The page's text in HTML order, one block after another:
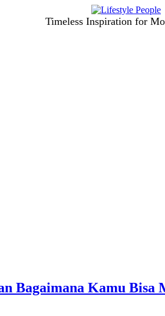
Timeless Inspiration for
Bagaimana Kamu Bisa